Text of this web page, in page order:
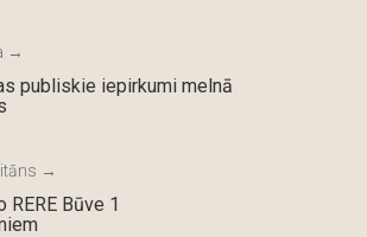
→
publiskie iepirkumi melnā
→
RERE Būve 1